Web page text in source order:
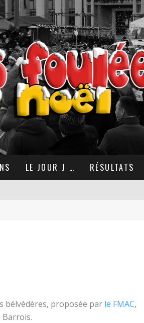
LE JOUR J … RÉSULTATS
bélvèdères, proposée par le FMAC,